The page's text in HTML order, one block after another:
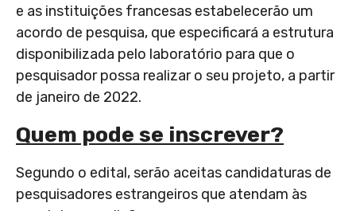
e as instituições francesas estabelecerão um
acordo de pesquisa, que especificará a estrutura
disponibilizada pelo laboratório para que o
pesquisador possa realizar o seu projeto, a partir
de janeiro de 2022.
Quem pode se inscrever?
Segundo o edital,serão aceitas candidaturas de
pesquisadores estrangeiros que atendam às